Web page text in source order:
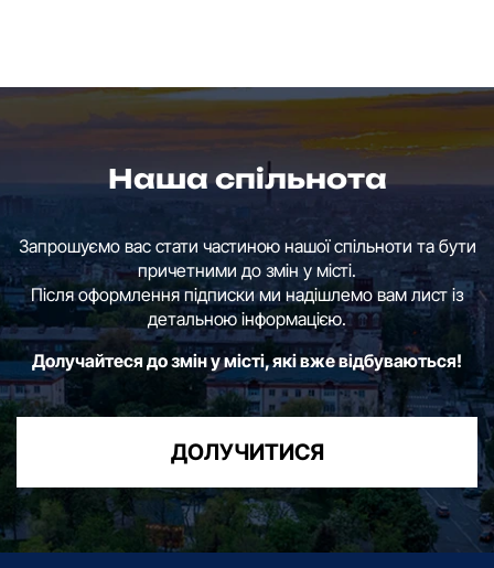
Наша спільнота
Запрошуємо вас стати частиною нашої спільноти та бути
причетними до змін у місті.
Після оформлення підписки ми надішлемо вам лист із
детальною інформацією.
Долучайтеся до змін у місті, які вже відбуваються!
ДОЛУЧИТИСЯ